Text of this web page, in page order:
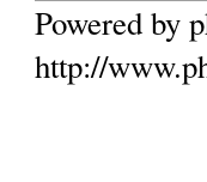
Powered by
http://